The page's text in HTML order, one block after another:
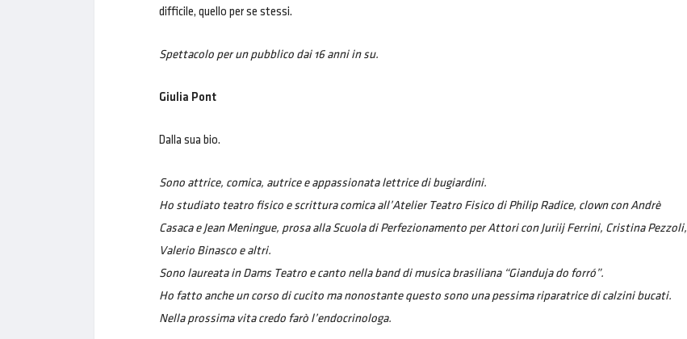
difficile, quello per se stessi.
Spettacolo per un pubblico dai 16 anni in su.
Giulia Pont
Dalla sua bio.
Sono attrice, comica, autrice e appassionata lettrice di bugiardini.
Ho studiato teatro fisico e scrittura comica all’Atelier Teatro Fisico di Philip Radice, clown con Andrè
Casaca e Jean Meningue, prosa alla Scuola di Perfezionamento per Attori con Juriij Ferrini, Cristina Pezzoli,
Valerio Binasco e altri.
Sono laureata in Dams Teatro e canto nella band di musica brasiliana “Gianduja do forró”.
Ho fatto anche un corso di cucito ma nonostante questo sono una pessima riparatrice di calzini bucati.
Nella prossima vita credo farò l’endocrinologa.